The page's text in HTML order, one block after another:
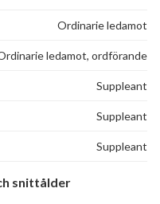
Ordinarie ledamot
ledamot, ordförande
Suppleant
Suppleant
Suppleant
snittålder